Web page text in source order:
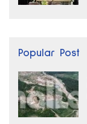
Popular Post